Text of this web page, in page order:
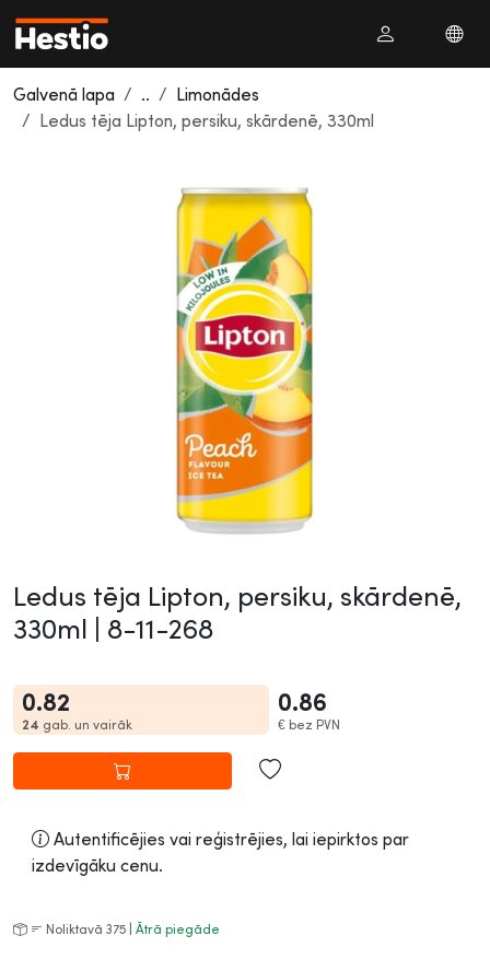
Galvenā lapa ..
Limonādes
Ledus tēja Lipton, persiku, skārdenē, 330ml
Ledus tēja Lipton, persiku, skārdenē,
330ml | 8-11-268
0.82
24 gab. un vairāk
0.86
€ bez PVN
Autentificējies vai reģistrējies, lai iepirktos par
izdevīgāku cenu.
Noliktavā 375 | Ātrā piegāde